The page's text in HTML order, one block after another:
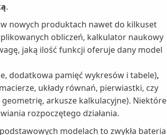
.
nowych produktach nawet do kilkuset
obliczeń, kalkulator naukowy
jaką ilość funkcji oferuje dany model
dodatkowa pamięć wykresów i tabele),
układy równań, pierwiastki, czy
arkusze kalkulacyjne). Niektóre
rozpoczętego działania.
modelach to zwykła bateria